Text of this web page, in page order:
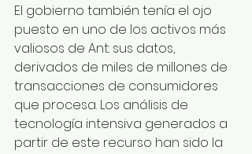
El gobierno también tenía el ojo
puesto en uno de los activos más
valiosos de Ant: sus datos,
derivados de miles de millones de
transacciones de consumidores
que procesa. Los análisis de
tecnología intensiva generados a
partir de este recurso han sido la